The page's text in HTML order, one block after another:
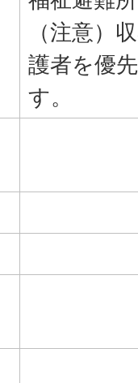
（注意）
護者を優
す。